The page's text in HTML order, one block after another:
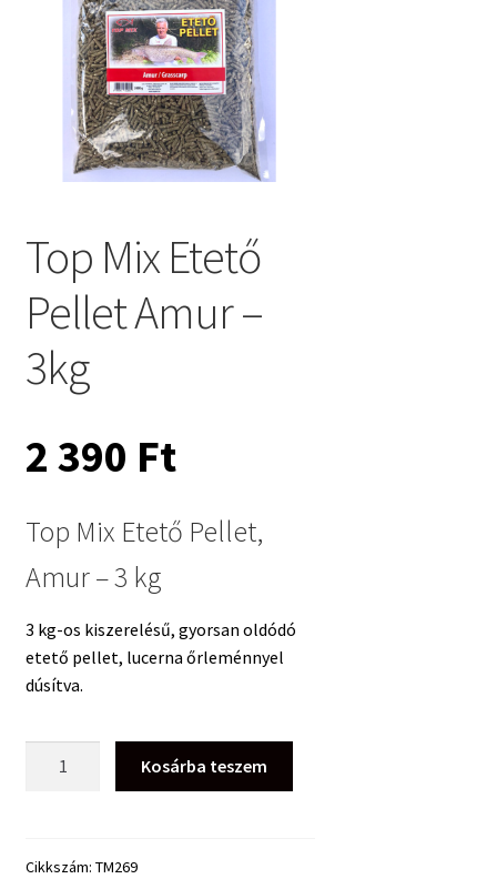
Márkák
Mohosz Versenynaptár 2025
Top Mix Etető
Pellet Amur –
3kg
2 390 Ft
Top Mix Etető Pellet,
Amur – 3 kg
3 kg-os kiszerelésű, gyorsan oldódó
etető pellet, lucerna őrleménnyel
dúsítva.
Amur
Kosárba teszem
Cikkszám: TM269